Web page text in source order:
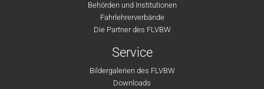
Behörden und Institutionen
Fahrlehrerverbände
Die Partner des FLVBW
Service
Bildergalerien des FLVBW
Downloads